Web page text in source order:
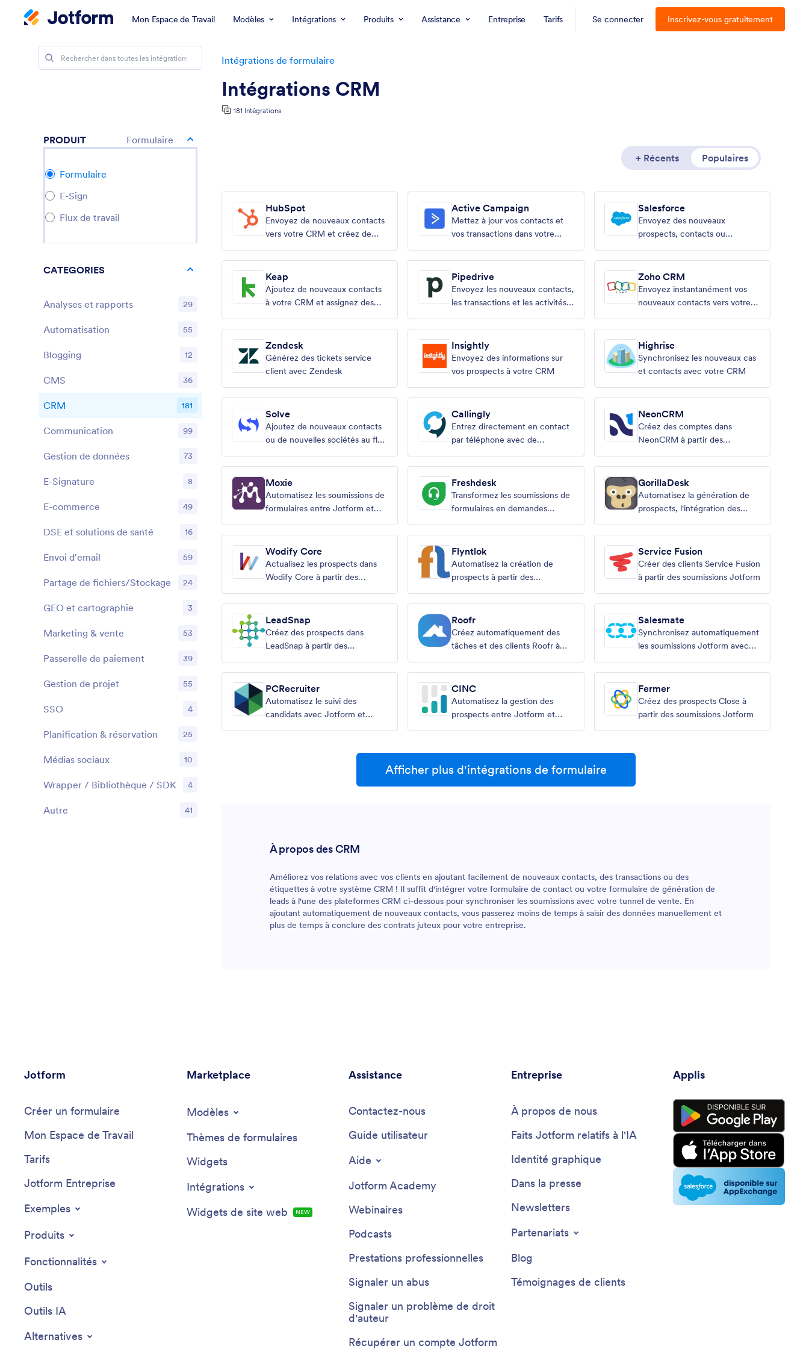
Mon Espace de Travail Modèles Intégrations Produits Assistance Entreprise Tarifs Se connecter Inscrivez-vous gratuitement
Intégrations de formulaire
Intégrations CRM
181 Intégrations
+ Récents Populaires
HubSpot
Envoyez de nouveaux contacts
vers votre CRM et créez de
Active Campaign
Mettez à jour vos contacts et
vos transactions dans votre
Salesforce
Envoyez des nouveaux
prospects, contacts ou
ventes
Keap
Ajoutez de nouveaux contacts
à votre CRM et assignez des
Pipedrive
Envoyez les nouveaux contacts,
les transactions et les activités à
Zoho CRM
Envoyez instantanément vos
nouveaux contacts vers votre
Zendesk
Générez des tickets service
client avec Zendesk
Insightly
Envoyez des informations sur
vos prospects à votre CRM
Highrise
Synchronisez les nouveaux cas
et contacts avec votre CRM
Solve
Ajoutez de nouveaux contacts
ou de nouvelles sociétés au flux
Callingly
Entrez directement en contact
par téléphone avec de
NeonCRM
Créez des comptes dans
NeonCRM à partir des
Moxie
Automatisez les soumissions de
formulaires entre Jotform et
Freshdesk
Transformez les soumissions de
formulaires en demandes
GorillaDesk
Automatisez la génération de
prospects, l'intégration des
Wodify Core
Actualisez les prospects dans
Wodify Core à partir des
Flyntlok
Automatisez la création de
prospects à partir des
Service Fusion
Créer des clients Service Fusion
à partir des soumissions Jotform
LeadSnap
Créez des prospects dans
LeadSnap à partir des
Roofr
Créez automatiquement des
tâches et des clients Roofr à
Salesmate
Synchronisez automatiquement
les soumissions Jotform avec
PCRecruiter
Automatisez le suivi des
candidats avec Jotform et
CINC
Automatisez la gestion des
prospects entre Jotform et
Fermer
Créez des prospects Close à
partir des soumissions Jotform
Afficher plus d'intégrations de formulaire
À propos des CRM
Améliorez vos relations avec vos clients en ajoutant facilement de nouveaux contacts, des transactions ou des
étiquettes à votre système CRM ! Il suffit d'intégrer votre formulaire de contact ou votre formulaire de génération de
leads à l'une des plateformes CRM ci-dessous pour synchroniser les soumissions avec votre tunnel de vente. En
ajoutant automatiquement de nouveaux contacts, vous passerez moins de temps à saisir des données manuellement et
plus de temps à conclure des contrats juteux pour votre entreprise.
PRODUIT Formulaire
Formulaire
E-Sign
Flux de travail
CATEGORIES
Analyses et rapports 29
Automatisation 55
Blogging 12
CMS 36
CRM 181
Communication 99
Gestion de données 73
E-Signature 8
E-commerce 49
DSE et solutions de santé 16
Envoi d'email 59
Partage de fichiers/Stockage 24
GEO et cartographie 3
Marketing & vente 53
Passerelle de paiement 39
Gestion de projet 55
SSO 4
Planification & réservation 25
Médias sociaux 10
Wrapper / Bibliothèque / SDK 4
Autre 41
Jotform
Créer un formulaire
Mon Espace de Travail
Tarifs
Jotform Entreprise
Exemples
Produits
Fonctionnalités
Outils
Outils IA
Alternatives
Marketplace
Modèles
Thèmes de formulaires
Widgets
Intégrations
Widgets de site web
NEW
Assistance
Contactez-nous
Guide utilisateur
Aide
Jotform Academy
Webinaires
Podcasts
Prestations professionnelles
Signaler un abus
Signaler un problème de droit
d'auteur
Récupérer un compte Jotform
Entreprise
À propos de nous
Faits Jotform relatifs à l'IA
Identité graphique
Dans la presse
Newsletters
Partenariats
Blog
Témoignages de clients
Applis